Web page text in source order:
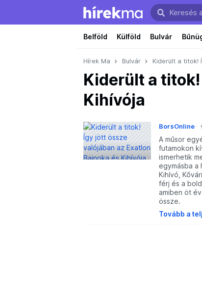
Belföld Külföld Bulvár
Hírek Ma Bulvár Kiderült a titok!
Kiderült a
Kihívója
BorsOnline
A műsor
futamokon
ismerhetik
egymásba a
Kihívó,
férj és a
amiben öt
össze.
Tovább a